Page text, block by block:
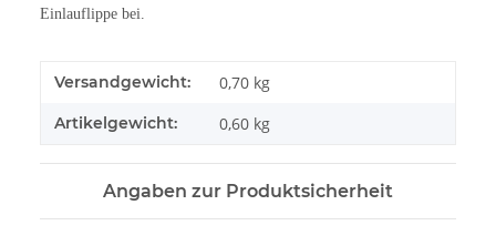
Einlauflippe bei.
Versandgewicht: 0,70 kg
Artikelgewicht: 0,60 kg
Angaben zur Produktsicherheit